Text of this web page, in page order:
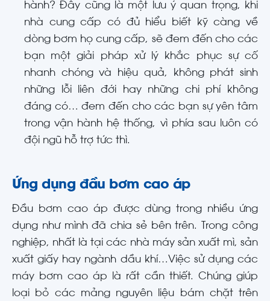
hành? Đây cũng là một lưu ý quan trọng, khi
nhà cung cấp có đủ hiểu biết kỹ càng về
dòng bơm họ cung cấp, sẽ đem đến cho các
bạn một giải pháp xử lý khắc phục sự cố
nhanh chóng và hiệu quả, không phát sinh
những lỗi liên đới hay những chi phí không
đáng có… đem đến cho các bạn sự yên tâm
trong vận hành hệ thống, vì phía sau luôn có
đội ngũ hỗ trợ tức thì.
Ứng dụng đầu bơm cao áp
Đầu bơm cao áp được dùng trong nhiều ứng
dụng như mình đã chia sẻ bên trên. Trong công
nghiệp, nhất là tại các nhà máy sản xuất mì, sản
xuất giấy hay ngành dầu khí…Việc sử dụng các
máy bơm cao áp là rất cần thiết. Chúng giúp
loại bỏ các mảng nguyên liệu bám chặt trên